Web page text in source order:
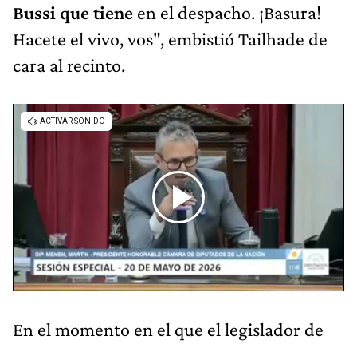
Bussi que tiene en el despacho. ¡Basura!
Hacete el vivo, vos", embistió Tailhade de
cara al recinto.
En el momento en el que el legislador de